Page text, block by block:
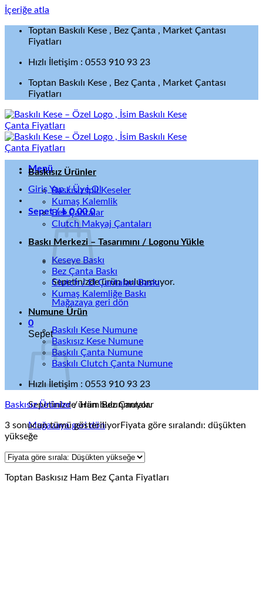
İçeriğe atla
Toptan Baskılı Kese , Bez Çanta , Market Çantası
Fiyatları
Hızlı İletişim : 0553 910 93 23
Toptan Baskılı Kese , Bez Çanta , Market Çantası
Fiyatları
Menü
Giriş Yap / Üye Ol
Sepet /₺0,00 0
Sepetinizde ürün bulunmuyor.
Mağazaya geri dön
0
Sepet
Sepetinizde ürün bulunmuyor.
Mağazaya geri dön
Baskısız Ürünler
Baskısız İpli Keseler
Kumaş Kalemlik
Bez Çantalar
Clutch Makyaj Çantaları
Baskı Merkezi – Tasarımını / Logonu Yükle
Keseye Baskı
Bez Çanta Baskı
Clutch / El Çantaları Baskı
Kumaş Kalemliğe Baskı
Numune Ürün
Baskılı Kese Numune
Baskısız Kese Numune
Baskılı Çanta Numune
Baskılı Clutch Çanta Numune
Hızlı İletişim : 0553 910 93 23
Baskısız Ürünler /Ham Bez Çantalar
3 sonucun tümü gösteriliyorFiyata göre sıralandı: düşükten
yükseğe
Toptan Baskısız Ham Bez Çanta Fiyatları